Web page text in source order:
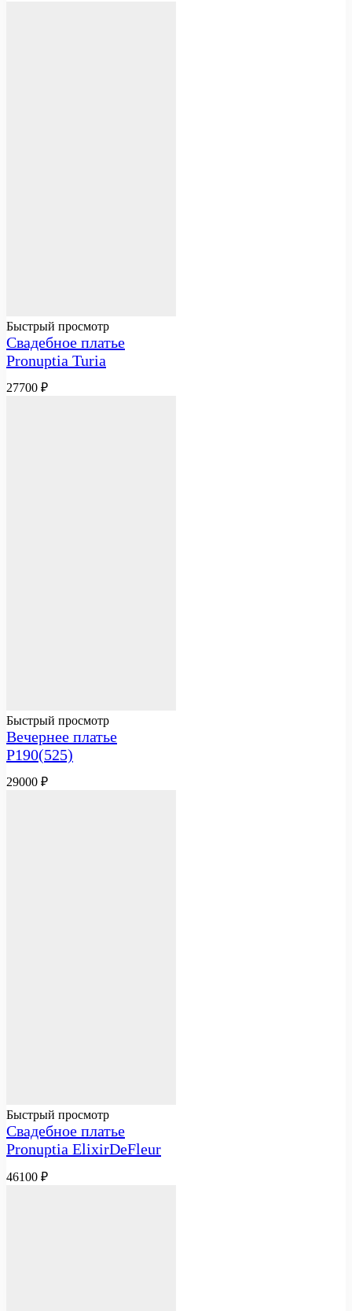
Быстрый просмотр
Свадебное платье
Pronuptia Turia
27700 ₽
Быстрый просмотр
Вечернее платье
Р190(525)
29000 ₽
Быстрый просмотр
Свадебное платье
Pronuptia ElixirDeFleur
46100 ₽